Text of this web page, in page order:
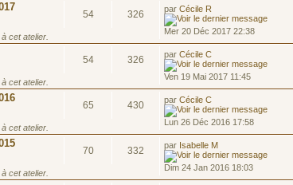
cet atelier.
54 326 parCécile R
Mer 20 Déc 2017 22:38
cet atelier.
54 326 parCécile C
Ven 19 Mai 2017 11:45
cet atelier.
65 430 parCécile C
Lun 26 Déc 2016 17:58
cet atelier.
70 332 par Isabelle M
Dim 24 Jan 2016 18:03